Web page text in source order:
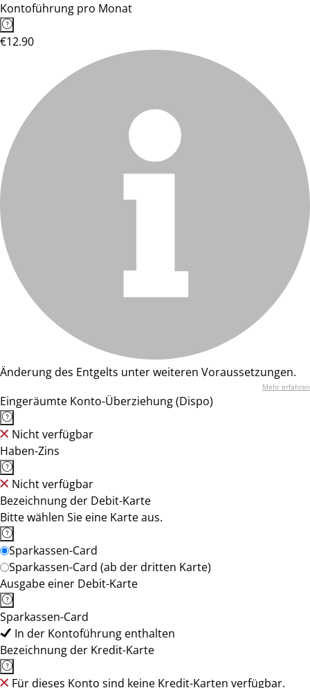
Kontoführung pro Monat
€12.90
Änderung des Entgelts unter weiteren Voraussetzungen.
Mehr erfahren
Eingeräumte Konto-Überziehung (Dispo)
Nicht verfügbar
Haben-Zins
Nicht verfügbar
Bezeichnung der Debit-Karte
Bitte wählen Sie eine Karte aus.
Sparkassen-Card
Sparkassen-Card (ab der dritten Karte)
Ausgabe einer Debit-Karte
Sparkassen-Card
In der Kontoführung enthalten
Bezeichnung der Kredit-Karte
Für dieses Konto sind keine Kredit-Karten verfügbar.